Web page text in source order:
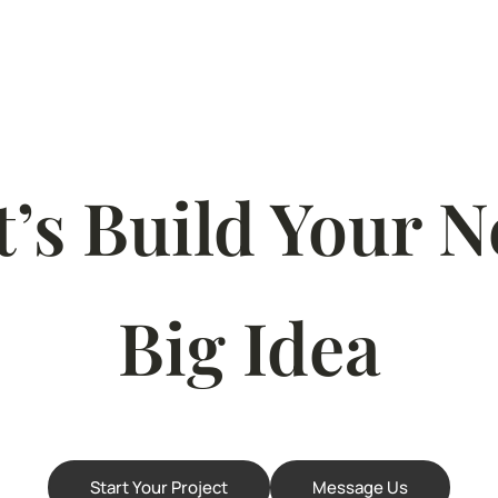
Build Your
Big Idea
Start Your Project Message Us